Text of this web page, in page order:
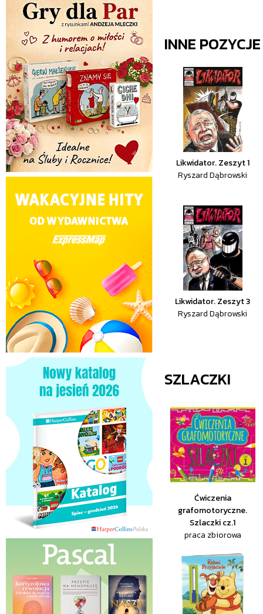
INNE
Likwidator. Zeszyt 1
Ryszard Dąbrowski
Likwidator. Zeszyt 3
Ryszard Dąbrowski
SZLACZKI
Ćwiczenia
grafomotoryczne.
Szlaczki cz.1
praca zbiorowa